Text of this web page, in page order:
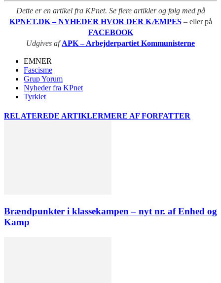
Dette er en artikel fra KPnet. Se flere artikler og følg med på
KPNET.DK – NYHEDER HVOR DER KÆMPES – eller på
FACEBOOK
Udgives afAPK – Arbejderpartiet Kommunisterne
EMNER
Fascisme
Grup Yorum
Nyheder fra KPnet
Tyrkiet
RELATEREDE ARTIKLERMERE AF FORFATTER
Brændpunkter i klassekampen – nyt nr. af Enhed og
Kamp